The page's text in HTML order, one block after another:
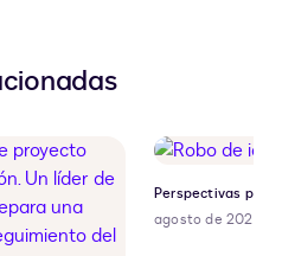
Perspectivas para
agosto de 2026